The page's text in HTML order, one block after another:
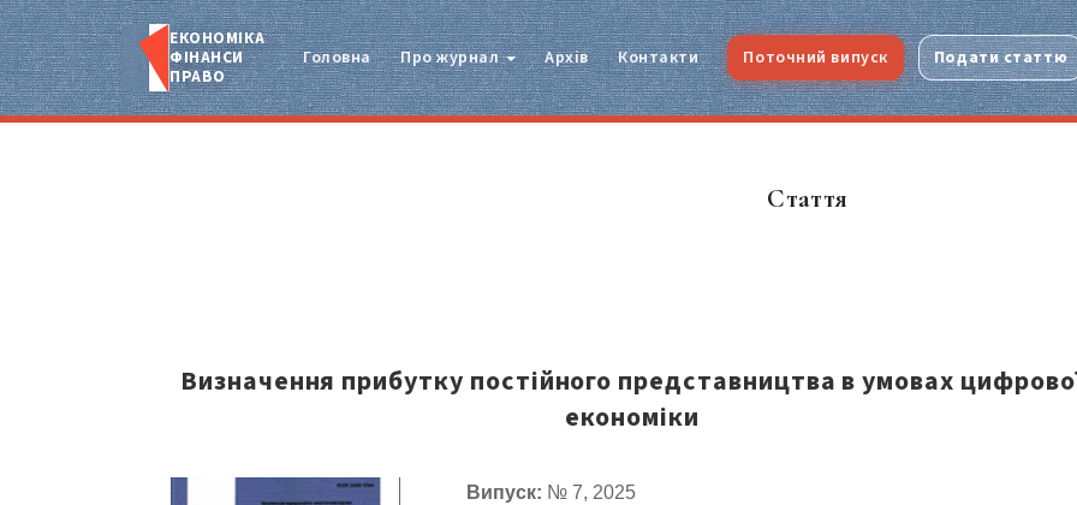
ЕКОНОМІКА
ФІНАНСИ
ПРАВО
Головна Про журнал Архів Контакти Поточний випуск Подати статтю
Стаття
Визначення прибутку постійного представництва в умовах
економіки
Випуск: № 7, 2025